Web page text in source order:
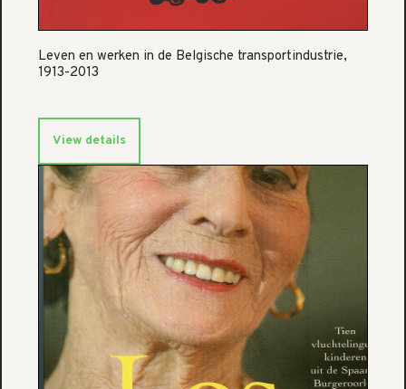
Leven en werken in de Belgische transportindustrie,
1913-2013
View details